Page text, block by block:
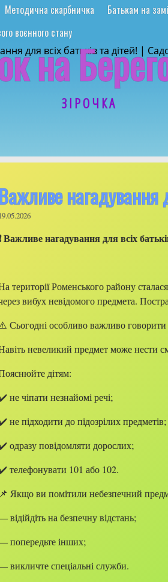
Методична скарбничка Батькам на
воєнного стану
на
З І Р О Ч К А
Важливе нагадування
Важливе нагадування для всіх
території Роменського району
вибух невідомого предмета.
Сьогодні особливо важливо говорити
невеликий предмет може нести
дітям:
не чіпати незнайомі речі;
не підходити до підозрілих предметів;
одразу повідомляти дорослих;
телефонувати 101 або 102.
📌 Якщо ви помітили небезпечний
відійдіть на безпечну відстань;
попередьте інших;
викличте спеціальні служби.